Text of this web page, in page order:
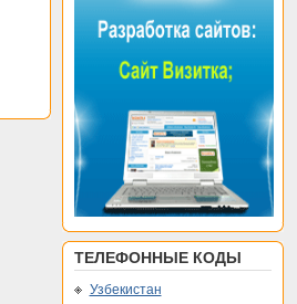
ТЕЛЕФОННЫЕ КОДЫ
Узбекистан